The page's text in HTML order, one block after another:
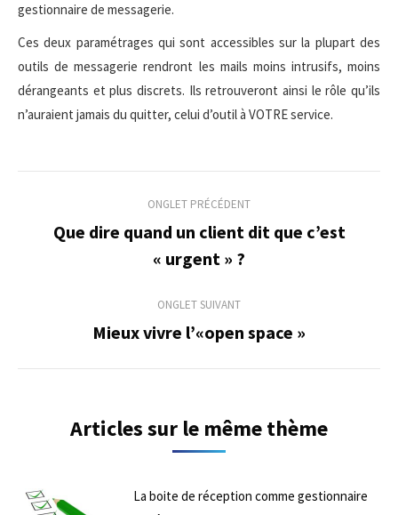
gestionnaire de messagerie.
Ces deux paramétrages qui sont accessibles sur la plupart des
outils de messagerie rendront les mails moins intrusifs, moins
dérangeants et plus discrets. Ils retrouveront ainsi le rôle qu’ils
n’auraient jamais du quitter, celui d’outil à VOTRE service.
commentaire
ONGLET PRÉCÉDENT
Onglet
précédent
Que dire quand un client dit que c’est
« urgent » ?
ONGLET SUIVANT
Onglet
Mieux vivre l’«open space »
Articles sur le même thème
La boite de réception comme gestionnaire